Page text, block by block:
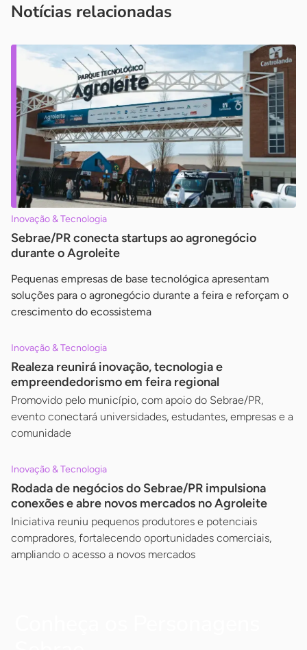
Notícias relacionadas
Inovação & Tecnologia
Sebrae/PR conecta startups ao agronegócio
durante o Agroleite
Pequenas empresas de base tecnológica apresentam
soluções para o agronegócio durante a feira e reforçam o
crescimento do ecossistema
Inovação & Tecnologia
Realeza reunirá inovação, tecnologia e
empreendedorismo em feira regional
Promovido pelo município, com apoio do Sebrae/PR,
evento conectará universidades, estudantes, empresas e a
comunidade
Inovação & Tecnologia
Rodada de negócios do Sebrae/PR impulsiona
conexões e abre novos mercados no Agroleite
Iniciativa reuniu pequenos produtores e potenciais
compradores, fortalecendo oportunidades comerciais,
ampliando o acesso a novos mercados